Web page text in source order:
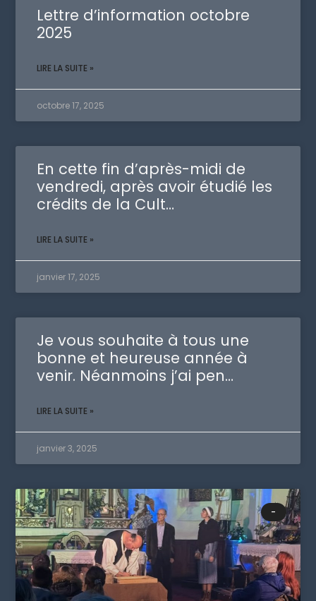
Lettre d’information octobre
2025
LIRE LA SUITE »
octobre 17, 2025
En cette fin d’après-midi de
vendredi, après avoir étudié les
crédits de la Cult…
LIRE LA SUITE »
janvier 17, 2025
Je vous souhaite à tous une
bonne et heureuse année à
venir. Néanmoins j’ai pen…
LIRE LA SUITE »
janvier 3, 2025
-